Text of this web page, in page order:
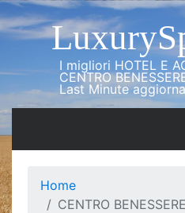
I migliori HOTEL E
CENTRO
Last Minute
Home
CENTRO